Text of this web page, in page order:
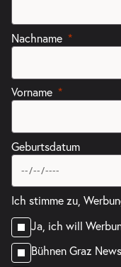
Nachname
Vorname
Geburtsdatum
Ich stimme zu,
Ja, ich will
Bühnen Graz